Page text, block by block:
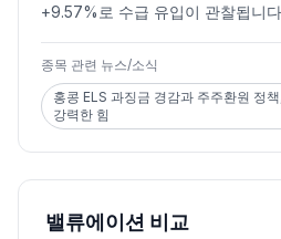
+9.57%로 수급 유입이 관찰됩니
종목 관련 뉴스/소식
홍콩 ELS 과징금 경감과 주주환원 정
강력한 힘
밸류에이션 비교